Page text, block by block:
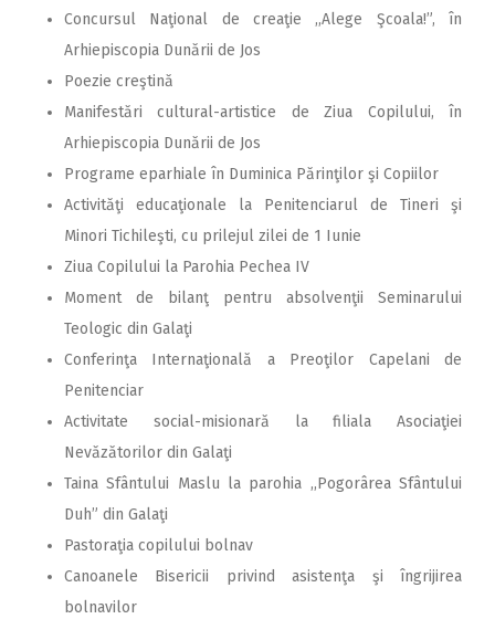
Concursul Naţional de creaţie ,,Alege Şcoala!”, în
Arhiepiscopia Dunării de Jos
Poezie creştină
Manifestări cultural-artistice de Ziua Copilului, în
Arhiepiscopia Dunării de Jos
Programe eparhiale în Duminica Părinţilor şi Copiilor
Activităţi educaţionale la Penitenciarul de Tineri şi
Minori Tichileşti, cu prilejul zilei de 1 Iunie
Ziua Copilului la Parohia Pechea IV
Moment de bilanţ pentru absolvenţii Seminarului
Teologic din Galaţi
Conferinţa Internaţională a Preoţilor Capelani de
Penitenciar
Activitate social-misionară la filiala Asociaţiei
Nevăzătorilor din Galaţi
Taina Sfântului Maslu la parohia ,,Pogorârea Sfântului
Duh” din Galaţi
Pastoraţia copilului bolnav
Canoanele Bisericii privind asistenţa şi îngrijirea
bolnavilor